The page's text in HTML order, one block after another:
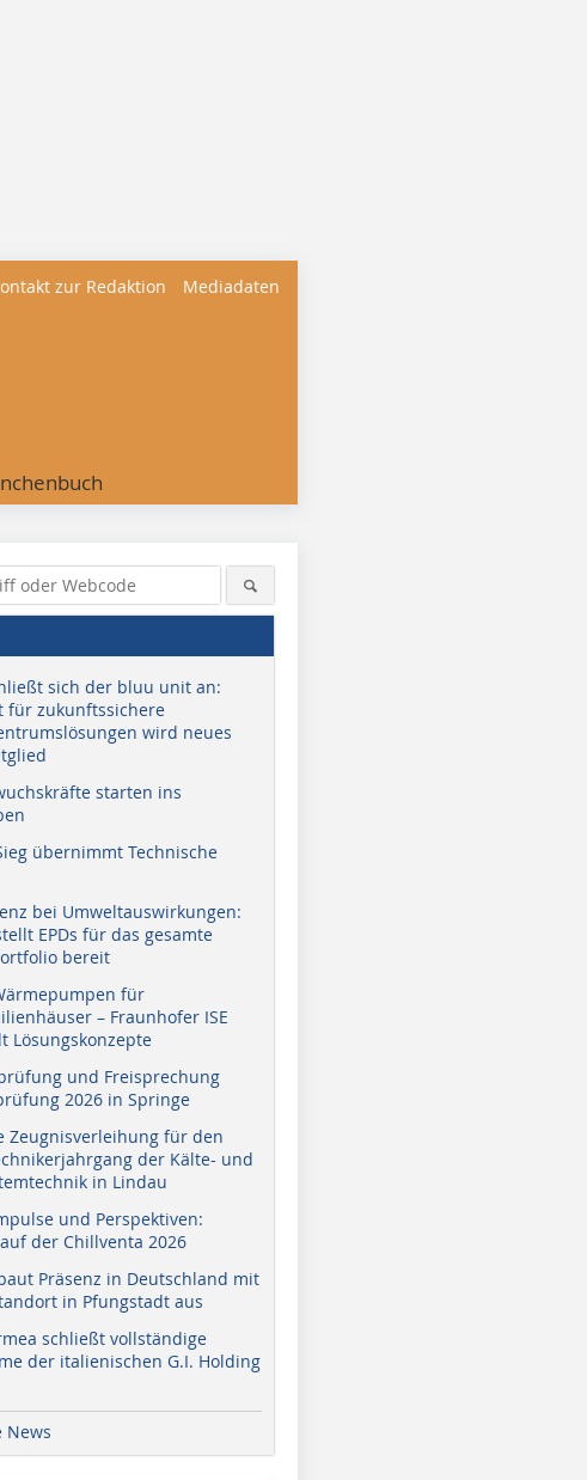
zur Redaktion Mediadaten
sich der bluu unit an:
für zukunftssichere
wird neues
starten ins
übernimmt Technische
bei Umweltauswirkungen:
EPDs für das gesamte
bereit
für
– Fraunhofer ISE
Lösungskonzepte
und Freisprechung
2026 in Springe
Zeugnisverleihung für den
der Kälte- und
in Lindau
und Perspektiven:
der Chillventa 2026
Präsenz in Deutschland mit
in Pfungstadt aus
schließt vollständige
der italienischen G.I. Holding
News